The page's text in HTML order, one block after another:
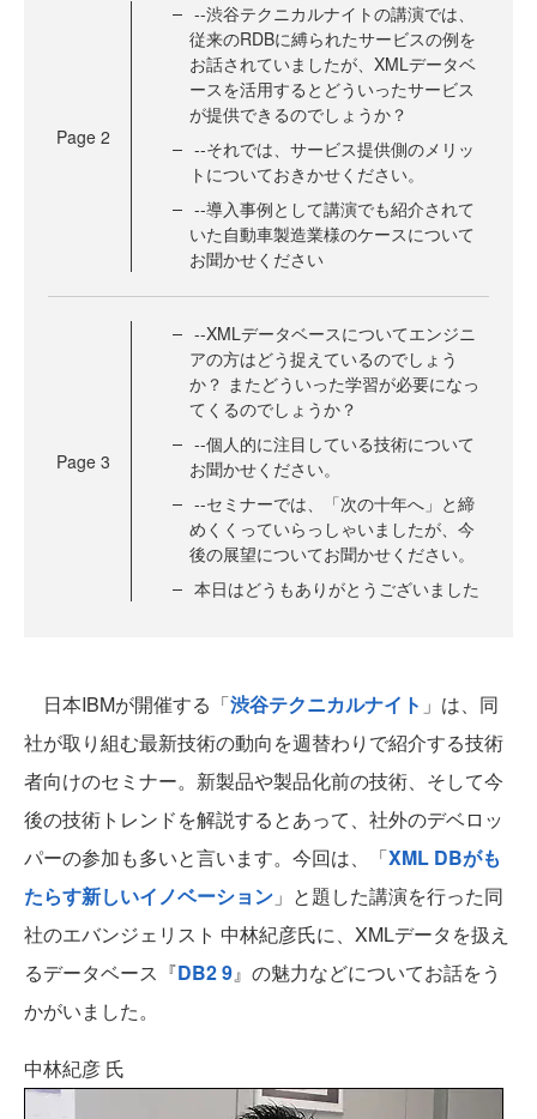
Page 2
--渋谷テクニカルナイトの講演では、
従来のRDBに縛られたサービスの例を
お話されていましたが、XMLデータベ
ースを活用するとどういったサービス
が提供できるのでしょうか？
--それでは、サービス提供側のメリッ
トについておきかせください。
--導入事例として講演でも紹介されて
いた自動車製造業様のケースについて
お聞かせください
Page 3
--XMLデータベースについてエンジニ
アの方はどう捉えているのでしょう
か？ またどういった学習が必要になっ
てくるのでしょうか？
--個人的に注目している技術について
お聞かせください。
--セミナーでは、「次の十年へ」と締
めくくっていらっしゃいましたが、今
後の展望についてお聞かせください。
本日はどうもありがとうございました
日本IBMが開催する「渋谷テクニカルナイト 」は、同
社が取り組む最新技術の動向を週替わりで紹介する技術
者向けのセミナー。新製品や製品化前の技術、そして今
後の技術トレンドを解説するとあって、社外のデベロッ
パーの参加も多いと言います。今回は、「XML DBがも
たらす新しいイノベーション 」と題した講演を行った同
社のエバンジェリスト 中林紀彦氏に、XMLデータを扱え
るデータベース『DB2 9』の魅力などについてお話をう
かがいました。
中林紀彦 氏